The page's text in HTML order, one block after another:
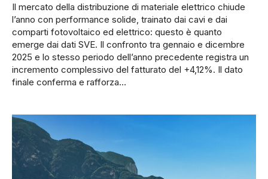
Il mercato della distribuzione di materiale elettrico chiude
l’anno con performance solide, trainato dai cavi e dai
comparti fotovoltaico ed elettrico: questo è quanto
emerge dai dati SVE. Il confronto tra gennaio e dicembre
2025 e lo stesso periodo dell’anno precedente registra un
incremento complessivo del fatturato del +4,12%. Il dato
finale conferma e rafforza…